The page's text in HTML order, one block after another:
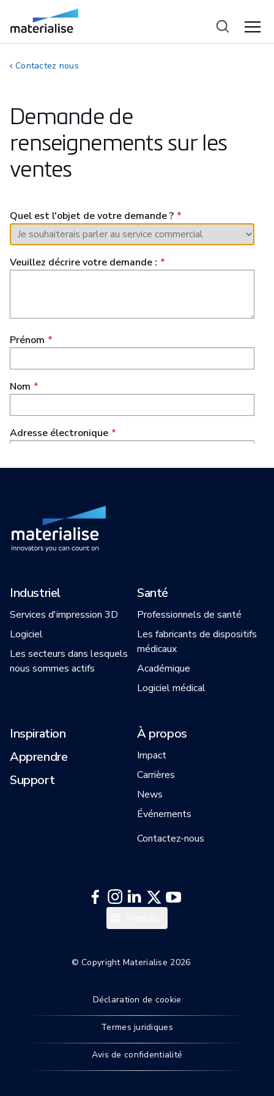
Contactez nous
Demande de
renseignements sur les
ventes
Industriel
Services d'impression 3D
Logiciel
Les secteurs dans lesquels
nous sommes actifs
Santé
Professionnels de santé
Les fabricants de dispositifs
médicaux
Académique
Logiciel médical
Inspiration
Apprendre
Support
À propos
Impact
Carrières
News
Événements
Contactez-nous
© Copyright Materialise 2026
Déclaration de cookie
Termes juridiques
Avis de confidentialité